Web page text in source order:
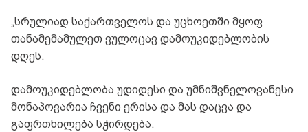
„სრულიად საქართველოს და უცხოეთში მყოფ
თანამემამულეთ ვულოცავ დამოუკიდებლობის
დღეს.
დამოუკიდებლობა უდიდესი და უმნიშვნელოვანესი
მონაპოვარია ჩვენი ერისა და მას დაცვა და
გაფრთხილება სჭირდება.